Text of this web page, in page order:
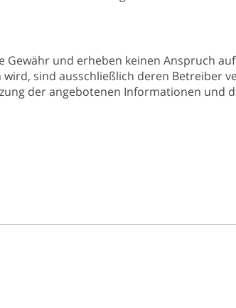
und erheben keinen Anspruch
sind ausschließlich deren Betreiber
der angebotenen Informationen und